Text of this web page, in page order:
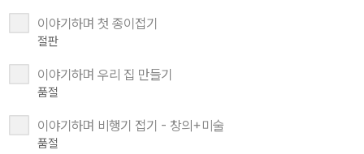
이야기하며 첫 종이접기
절판
이야기하며 우리 집 만들기
품절
이야기하며 비행기 접기 - 창의+미술
품절